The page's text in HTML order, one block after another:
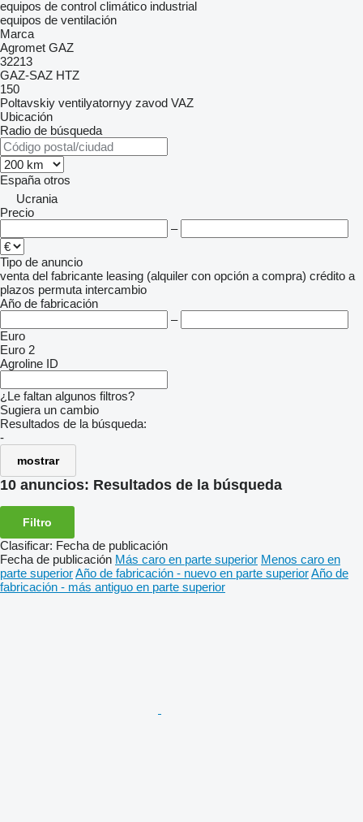
equipos de control climático industrial
equipos de ventilación
Marca
Agromet GAZ
32213
GAZ-SAZ HTZ
150
Poltavskiy ventilyatornyy zavod VAZ
Ubicación
Radio de búsqueda
España otros
Ucrania
Precio
–
Tipo de anuncio
venta del fabricante leasing (alquiler con opción a compra) crédito a
plazos permuta intercambio
Año de fabricación
–
Euro
Euro 2
Agroline ID
¿Le faltan algunos filtros?
Sugiera un cambio
Resultados de la búsqueda:
-
mostrar
10 anuncios: Resultados de la búsqueda
Filtro
Clasificar: Fecha de publicación
Fecha de publicación Más caro en parte superior Menos caro en
parte superiorAño de fabricación - nuevo en parte superiorAño de
fabricación - más antiguo en parte superior